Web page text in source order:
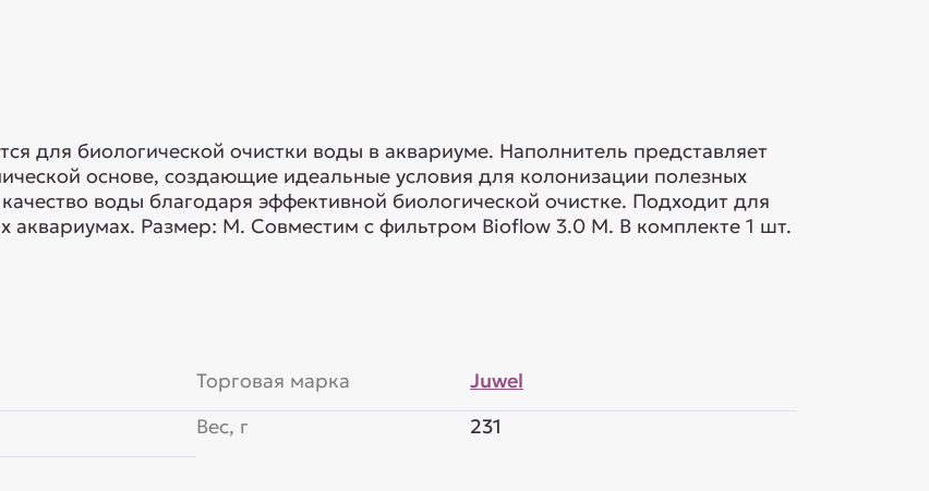
для биологической очистки воды в аквариуме. Наполнитель представляет
основе, создающие идеальные условия для колонизации полезных
воды благодаря эффективной биологической очистке. Подходит для
аквариумах. Размер: М. Совместим с фильтром Bioflow 3.0 M. В комплекте 1 шт.
Торговая марка
Juwel
Вес, г
231